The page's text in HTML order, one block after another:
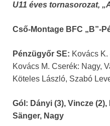
U11 éves tornasorozat,
Cső-Montage BFC „B”-
Pénzügyőr SE: Kovács
Kovács M. Cserék: Nagy,
Köteles László, Szabó
Gól: Dányi (3), Vincze (2),
Sänger, Nagy